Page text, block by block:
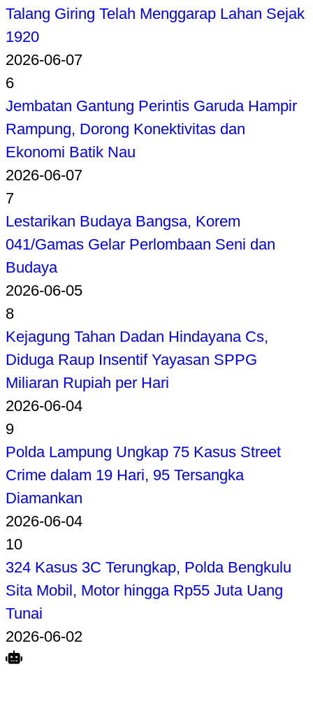
Talang Giring Telah Menggarap Lahan Sejak
1920
2026-06-07
6
Jembatan Gantung Perintis Garuda Hampir
Rampung, Dorong Konektivitas dan
Ekonomi Batik Nau
2026-06-07
7
Lestarikan Budaya Bangsa, Korem
041/Gamas Gelar Perlombaan Seni dan
Budaya
2026-06-05
8
Kejagung Tahan Dadan Hindayana Cs,
Diduga Raup Insentif Yayasan SPPG
Miliaran Rupiah per Hari
2026-06-04
9
Polda Lampung Ungkap 75 Kasus Street
Crime dalam 19 Hari, 95 Tersangka
Diamankan
2026-06-04
10
324 Kasus 3C Terungkap, Polda Bengkulu
Sita Mobil, Motor hingga Rp55 Juta Uang
Tunai
2026-06-02